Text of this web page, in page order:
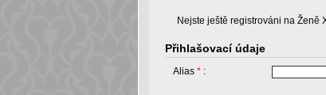
Nejste ještě registrováni na Ženě
Přihlašovací údaje
Alias *: